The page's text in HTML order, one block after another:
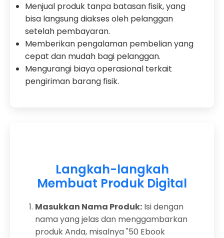
Menjual produk tanpa batasan fisik, yang
bisa langsung diakses oleh pelanggan
setelah pembayaran.
Memberikan pengalaman pembelian yang
cepat dan mudah bagi pelanggan.
Mengurangi biaya operasional terkait
pengiriman barang fisik.
Langkah-langkah
Membuat Produk Digital
Masukkan Nama Produk: Isi dengan
nama yang jelas dan menggambarkan
produk Anda, misalnya "50 Ebook